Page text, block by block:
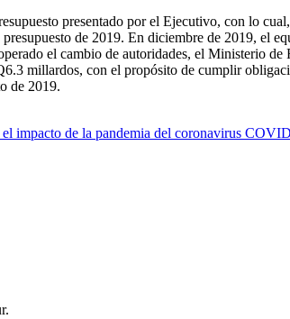
presentado por el Ejecutivo, con lo
de 2019. En diciembre de 2019, el
el cambio de autoridades, el Ministerio
millardos, con el propósito de cumplir
de 2019.
impacto de la pandemia del coronavirus